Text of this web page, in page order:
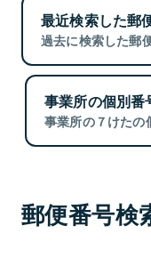
最近検索した郵
過去に検索した郵
事業所の個別番
事業所の７けたの
郵便番号検